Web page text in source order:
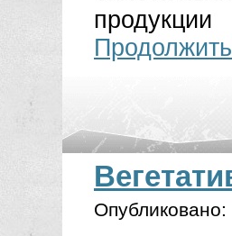
Опубликовано: